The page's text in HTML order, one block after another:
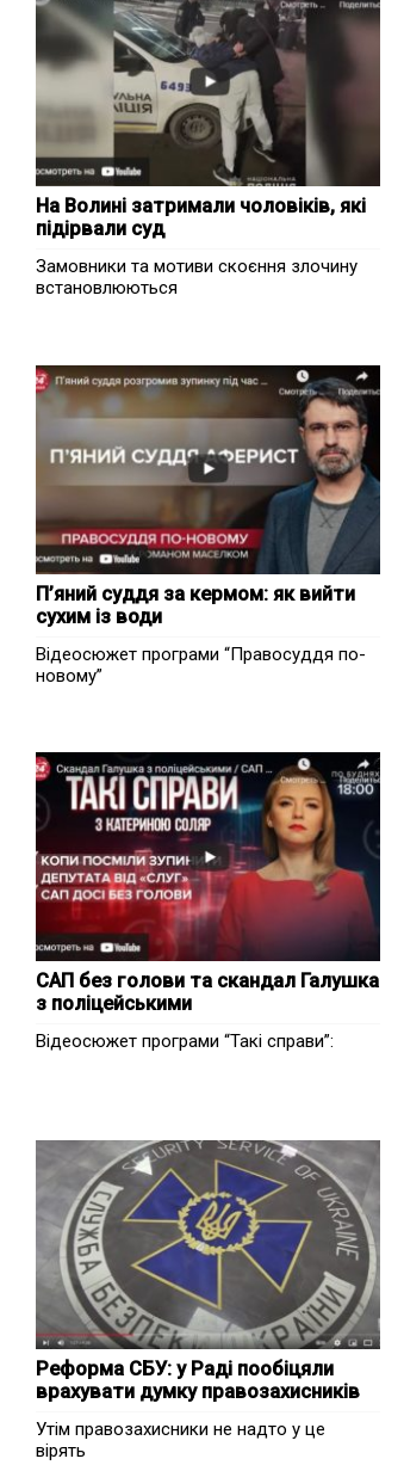
На Волині затримали чоловіків, які
підірвали суд
Замовники та мотиви скоєння злочину
встановлюються
П’яний суддя за кермом: як вийти
сухим із води
Відеосюжет програми “Правосуддя по-
новому”
САП без голови та скандал Галушка
з поліцейськими
Відеосюжет програми “Такі справи”:
Реформа СБУ: у Раді пообіцяли
врахувати думку правозахисників
Утім правозахисники не надто у це
вірять